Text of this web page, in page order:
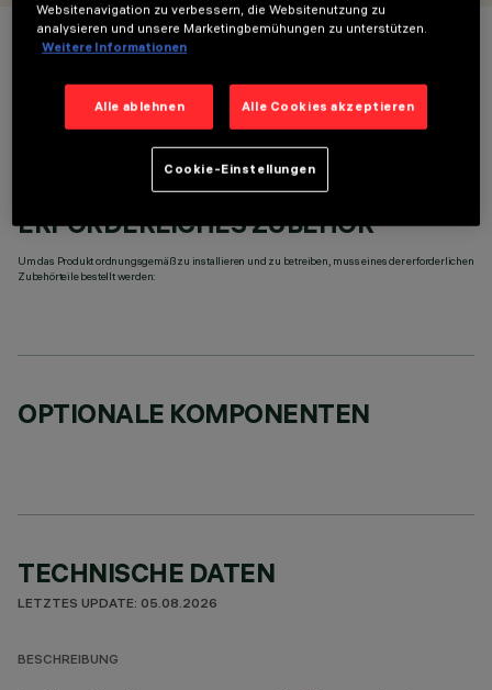
FARBE
ERFORDERLICHES ZUBEHÖR
Um das Produkt ordnungsgemäß zu installieren und zu betreiben, muss eines der erforderlichen
Zubehörteile bestellt werden:
OPTIONALE KOMPONENTEN
TECHNISCHE DATEN
LETZTES UPDATE: 05.08.2026
BESCHREIBUNG
Websitenavigation zu verbessern, die Websitenutzung zu
analysieren und unsere Marketingbemühungen zu unterstützen.
Weitere Informationen
Alle ablehnen Alle Cookies akzeptieren
Cookie-Einstellungen